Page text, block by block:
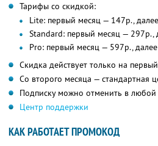
Тарифы со скидкой:
Lite: первый месяц — 147р.,
Standard: первый месяц — 297р.,
Pro: первый месяц — 597р.,
Скидка действует только на
Со второго месяца — стандартная
Подписку можно отменить в
Центр поддержки
КАК РАБОТАЕТ ПРОМОКОД